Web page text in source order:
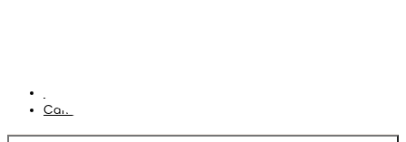
Cambiar el país/region